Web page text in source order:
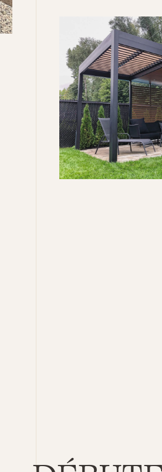
PARAMÉTRER LES COOKIES